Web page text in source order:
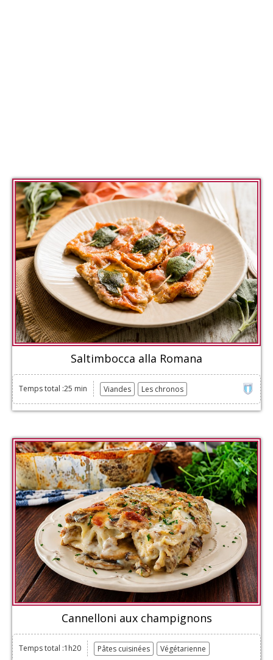
Saltimbocca alla Romana
Temps total :25 min Viandes Les chronos
Cannelloni aux champignons
Temps total :1h20 Pâtes cuisinées Végétarienne